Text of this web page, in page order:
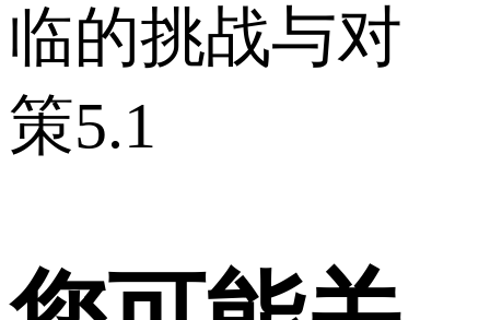
临的挑战与对
策 5.1